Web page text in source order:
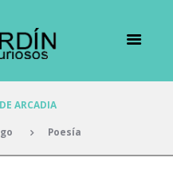
ARCADIA
Poesía